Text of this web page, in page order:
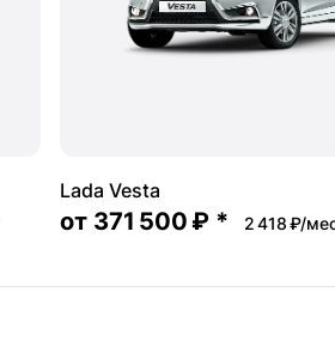
Lada Vesta
от 371 500 ₽ * 2 418 ₽/